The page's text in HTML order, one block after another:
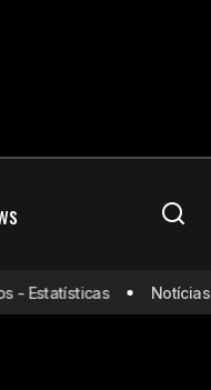
da Sul-Americana;
Estatísticas Notícias -